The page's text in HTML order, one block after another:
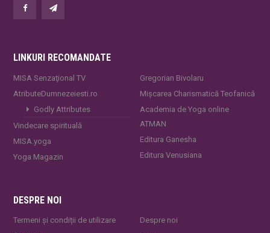
LINKURI RECOMANDATE
MISA Senzaţional TV
AtributeDumnezeiesti.ro
Godly Attributes
Vindecare spirituală
MISA.yoga
Yoga Magazin
Gregorian Bivolaru
Mișcarea Charismatică Teofanică
Academia de Yoga online
ATMAN
Editura Ganesha
Editura Venusiana
DESPRE NOI
Termeni și condiții de utilizare
Despre noi